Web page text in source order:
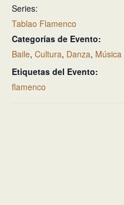
Series:
Tablao Flamenco
Categorías de Evento:
Baile, Cultura, Danza, Música
Etiquetas del Evento:
flamenco